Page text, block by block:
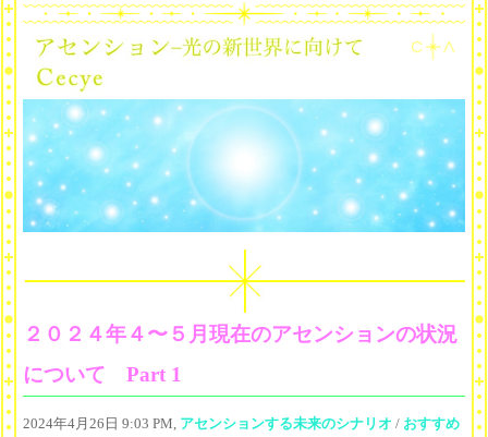
２０２４年４〜５月現在のアセンションの状況
について Part 1
2024年4月26日 9:03 PM, アセンションする未来のシナリオ / おすすめ